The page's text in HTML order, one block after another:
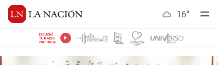
16°
ESCUCHÁ
TU RADIO
PREFERIDA